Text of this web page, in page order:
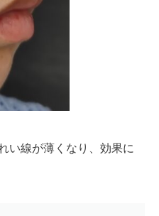
い線が薄くなり、効果に